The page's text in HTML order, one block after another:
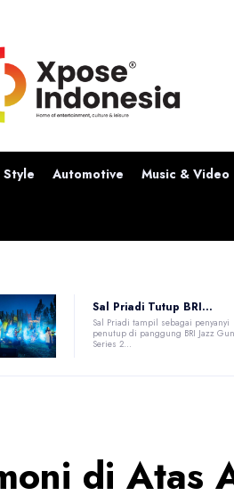
Style Automotive Music & Video
Sal Priadi Tutup BRI...
Sal Priadi tampil sebagai penyanyi
penutup di panggung BRI Jazz
Series 2...
di Atas